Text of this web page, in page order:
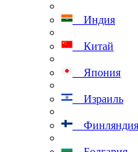
Индия
Китай
Япония
Израиль
Финляндия